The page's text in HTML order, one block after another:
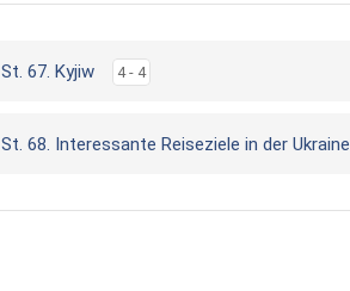
St. 67. Kyjiw 4 - 4
St. 68. Interessante Reiseziele in der Ukraine